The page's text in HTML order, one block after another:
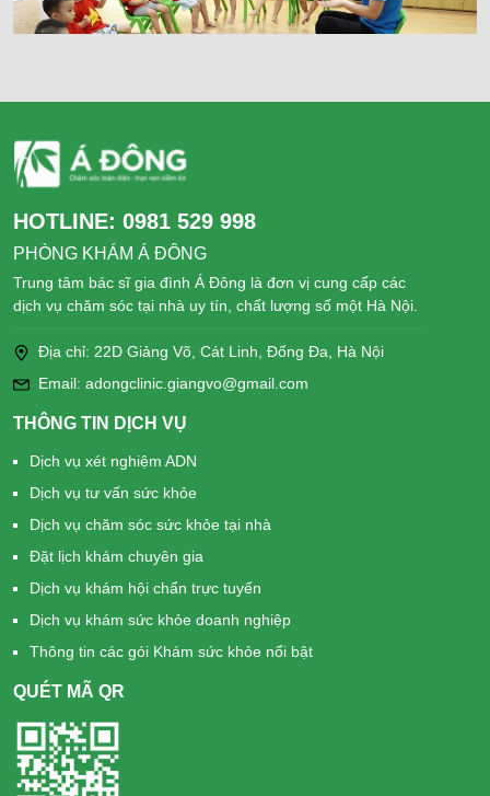
HOTLINE: 0981 529 998
PHÒNG KHÁM Á ĐÔNG
Trung tâm bác sĩ gia đình Á Đông là đơn vị cung cấp các
dịch vụ chăm sóc tại nhà uy tín, chất lượng số một Hà Nội.
Địa chỉ: 22D Giảng Võ, Cát Linh, Đống Đa, Hà Nội
Email: adongclinic.giangvo@gmail.com
THÔNG TIN DỊCH VỤ
Dịch vụ xét nghiệm ADN
Dịch vụ tư vấn sức khỏe
Dịch vụ chăm sóc sức khỏe tại nhà
Đặt lịch khám chuyên gia
Dịch vụ khám hội chẩn trực tuyến
Dịch vụ khám sức khỏe doanh nghiệp
Thông tin các gói Khám sức khỏe nổi bật
QUÉT MÃ QR